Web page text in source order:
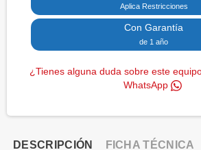
Aplica Restricciones
Con Garantía
de 1 año
¿Tienes alguna duda sobre este
WhatsApp
DESCRIPCIÓN FICHA TÉCNICA